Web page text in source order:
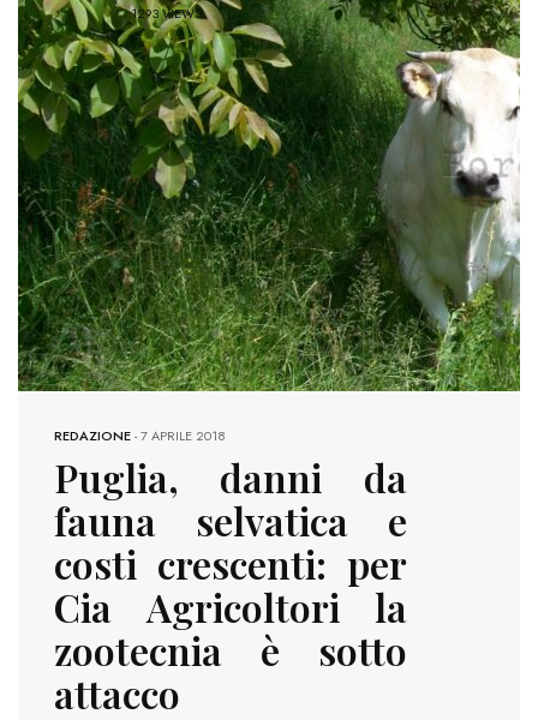
1293 VIEWS
REDAZIONE-7 APRILE 2018
Puglia, danni da
fauna selvatica e
costi crescenti: per
Cia Agricoltori la
zootecnia è sotto
attacco